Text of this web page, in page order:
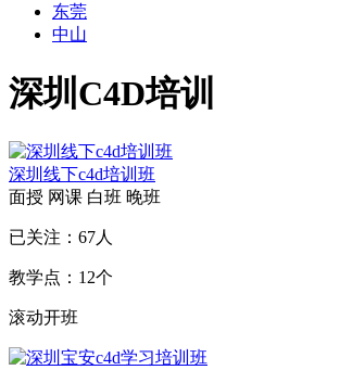
东莞
中山
深圳C4D培训
深圳线下c4d培训班
面授 网课 白班 晚班
已关注： 67人
教学点： 12个
滚动开班